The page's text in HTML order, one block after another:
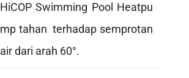
HiCOP Swimming Pool Heatpu
mp tahan terhadap semprotan
air dari arah 60°.